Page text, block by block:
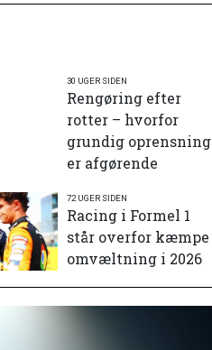
30 UGER SIDEN
Rengøring efter
rotter – hvorfor
grundig oprensning
er afgørende
72 UGER SIDEN
Racing i Formel 1
står overfor kæmpe
omvæltning i 2026